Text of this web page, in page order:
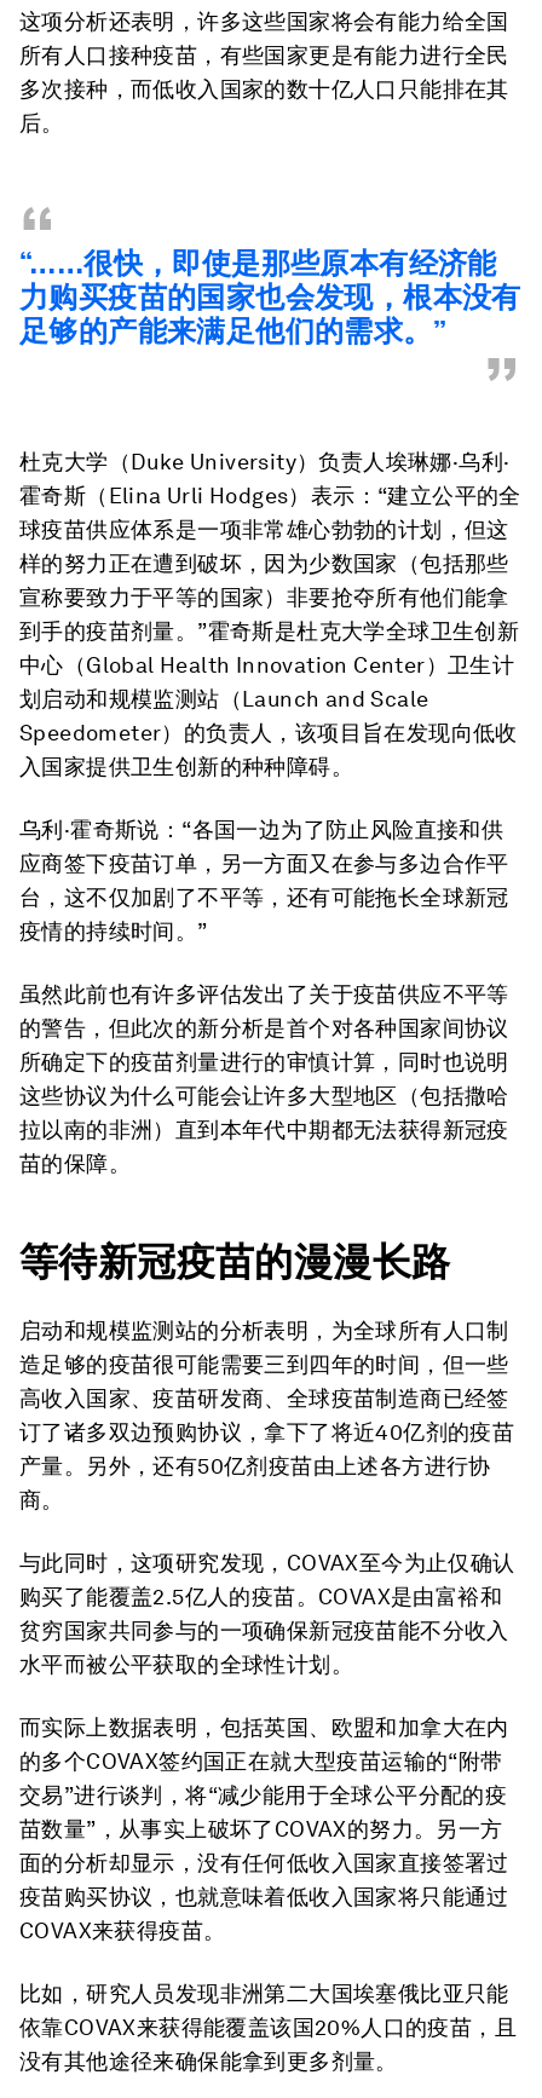
这项分析还表明，许多这些国家将会有能力给全国
所有人口接种疫苗，有些国家更是有能力进行全民
多次接种，而低收入国家的数十亿人口只能排在其
后。
“
“……很快，即使是那些原本有经济能
力购买疫苗的国家也会发现，根本没有
足够的产能来满足他们的需求。”
”
杜克大学（Duke University）负责人埃琳娜·乌利·
霍奇斯（Elina Urli Hodges）表示：“建立公平的全
球疫苗供应体系是一项非常雄心勃勃的计划，但这
样的努力正在遭到破坏，因为少数国家（包括那些
宣称要致力于平等的国家）非要抢夺所有他们能拿
到手的疫苗剂量。”霍奇斯是杜克大学全球卫生创新
中心（Global Health Innovation Center）卫生计
划启动和规模监测站（Launch and Scale
Speedometer）的负责人，该项目旨在发现向低收
入国家提供卫生创新的种种障碍。
乌利·霍奇斯说：“各国一边为了防止风险直接和供
应商签下疫苗订单，另一方面又在参与多边合作平
台，这不仅加剧了不平等，还有可能拖长全球新冠
疫情的持续时间。”
虽然此前也有许多评估发出了关于疫苗供应不平等
的警告，但此次的新分析是首个对各种国家间协议
所确定下的疫苗剂量进行的审慎计算，同时也说明
这些协议为什么可能会让许多大型地区（包括撒哈
拉以南的非洲）直到本年代中期都无法获得新冠疫
苗的保障。
等待新冠疫苗的漫漫长路
启动和规模监测站的分析表明，为全球所有人口制
造足够的疫苗很可能需要三到四年的时间，但一些
高收入国家、疫苗研发商、全球疫苗制造商已经签
订了诸多双边预购协议，拿下了将近40亿剂的疫苗
产量。另外，还有50亿剂疫苗由上述各方进行协
商。
与此同时，这项研究发现，COVAX至今为止仅确认
购买了能覆盖2.5亿人的疫苗。COVAX是由富裕和
贫穷国家共同参与的一项确保新冠疫苗能不分收入
水平而被公平获取的全球性计划。
而实际上数据表明，包括英国、欧盟和加拿大在内
的多个COVAX签约国正在就大型疫苗运输的“附带
交易”进行谈判，将“减少能用于全球公平分配的疫
苗数量”，从事实上破坏了COVAX的努力。另一方
面的分析却显示，没有任何低收入国家直接签署过
疫苗购买协议，也就意味着低收入国家将只能通过
COVAX来获得疫苗。
比如，研究人员发现非洲第二大国埃塞俄比亚只能
依靠COVAX来获得能覆盖该国20%人口的疫苗，且
没有其他途径来确保能拿到更多剂量。